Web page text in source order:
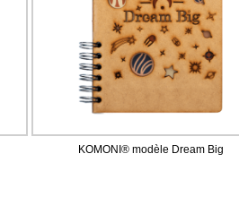
KOMONI® modèle Dream Big